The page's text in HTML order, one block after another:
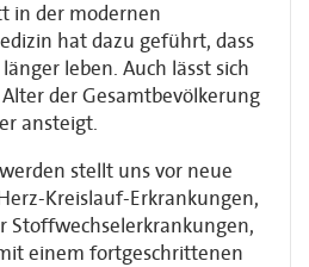
in der modernen
hat dazu geführt, dass
leben. Auch lässt sich
der Gesamtbevölkerung
ansteigt.
stellt uns vor neue
Kreislauf-Erkrankungen,
Stoffwechselerkrankungen,
einem fortgeschrittenen